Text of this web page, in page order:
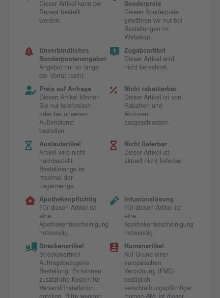
Dieser Artikel kann per
Rezept bestellt
werden.
Sonderpreis
Diesen Sonderpreis
gewähren wir nur bei
Bestellungen im
Webshop.
Unverbindliches
Sonderpostenangebot
Angebot nur so lange
der Vorrat reicht.
Zugabeartikel
Dieser Artikel wird
nicht berechnet.
Preis auf Anfrage
Diesen Artikel können
Sie nur telefonisch
oder bei unserem
Außendienst
bestellen.
Nicht rabattierbar
Dieser Artikel ist von
Rabatten und
Aktionen
ausgeschlossen.
Auslaufartikel
Artikel wird nicht
nachbestellt.
Bestellmenge ist
maximal der
Lagermenge.
Nicht lieferbar
Dieser Artikel ist
aktuell nicht lieferbar.
Apothekenpflichtig
Für diesen Artikel ist
eine
Apothekenbescheinigung
notwendig.
Infusionslösung
Für diesen Artikel ist
eine
Apothekenbescheinigung
notwendig.
Streckenartikel
Streckenartikel -
Auftragsbezogene
Bestellung. Es können
zusätzliche Kosten für
Versand/Installation
Humanartikel
Auf Grund einer
europäischen
Verordnung (FMD)
bezüglich
verschreibungspflichtiger